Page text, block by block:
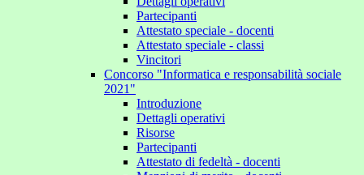
Partecipanti
Attestato speciale - docenti
Attestato speciale - classi
Vincitori
Concorso "Informatica e responsabilità sociale
2021"
Introduzione
Dettagli operativi
Risorse
Partecipanti
Attestato di fedeltà - docenti